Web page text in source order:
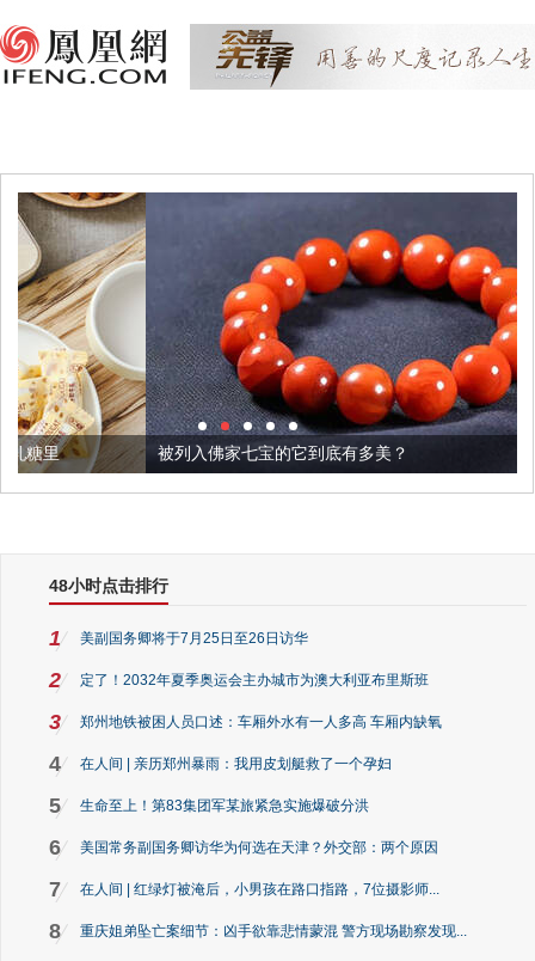
被列入佛家七宝的它到底有多美？
48小时点击排行
1 美副国务卿将于7月25日至26日访华
2 定了！2032年夏季奥运会主办城市为澳大利亚布里斯班
3 郑州地铁被困人员口述：车厢外水有一人多高 车厢内缺氧
4 在人间 | 亲历郑州暴雨：我用皮划艇救了一个孕妇
5 生命至上！第83集团军某旅紧急实施爆破分洪
6 美国常务副国务卿访华为何选在天津？外交部：两个原因
7 在人间 | 红绿灯被淹后，小男孩在路口指路，7位摄影师...
8 重庆姐弟坠亡案细节：凶手欲靠悲情蒙混 警方现场勘察发现...